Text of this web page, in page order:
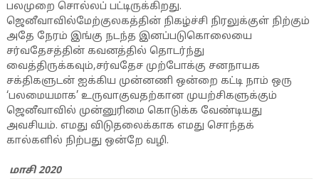
பலமுறை சொல்லப் பட்டிருக்கிறது.
ஜெனீவாவில்மேற்குலகத்தின் நிகழ்ச்சி நிரலுக்குள் நிற்கும்
அதே நேரம் இங்கு நடந்த இனப்படுகொலையை
சர்வதேசத்தின் கவனத்தில் தொடர்ந்து
வைத்திருக்கவும்,சர்வதேச முற்போக்கு சனநாயக
சக்திகளுடன் ஐக்கிய முன்னணி ஒன்றை கட்டி நாம் ஒரு
‘பலமையமாக’ உருவாகுவதற்கான முயற்சிகளுக்கும்
ஜெனீவாவில் முன்னுரிமை கொடுக்க வேண்டியது
அவசியம். எமது விடுதலைக்காக எமது சொந்தக்
கால்களில் நிற்பது ஒன்றே வழி.
மாசி 2020